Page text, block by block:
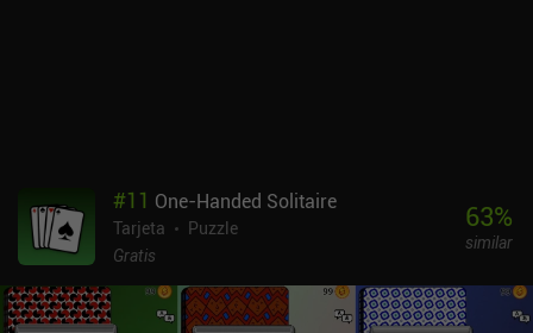
#11 One-Handed Solitaire
Tarjeta
Puzzle
Gratis
63%
similar